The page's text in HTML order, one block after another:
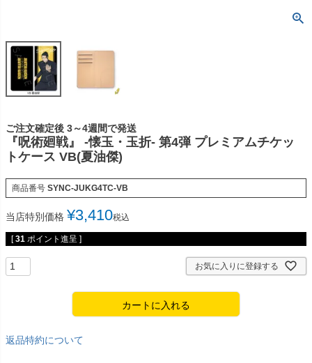
ご注文確定後 3～4週間で発送
『呪術廻戦』 -懐玉・玉折- 第4弾 プレミアムチケッ
トケース VB(夏油傑)
商品番号 SYNC-JUKG4TC-VB
当店特別価格 ¥3,410税込
[ 31 ポイント進呈 ]
お気に入りに登録する
カートに入れる
返品特約について